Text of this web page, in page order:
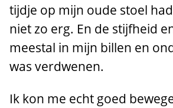
tijdje op mijn oude stoel
niet zo erg. En de stijfheid
meestal in mijn billen en
was verdwenen.
Ik kon me echt goed